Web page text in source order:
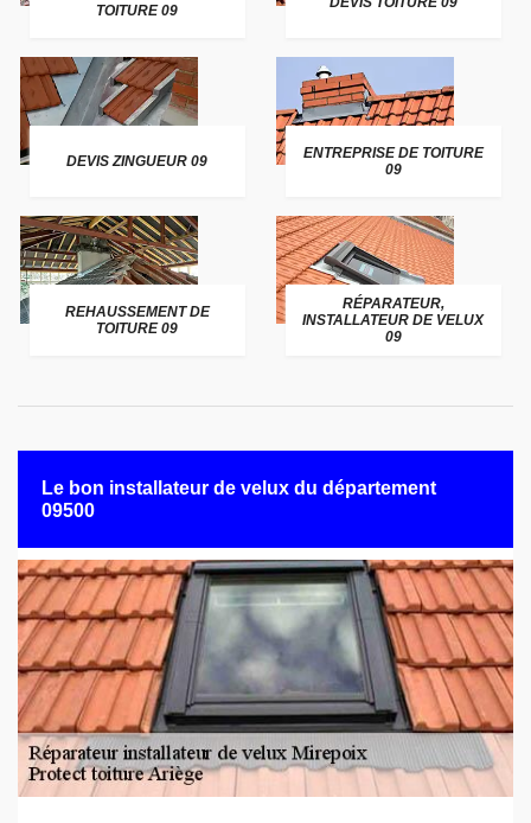
TOITURE 09
DEVIS ZINGUEUR 09
ENTREPRISE DE TOITURE
09
REHAUSSEMENT DE
TOITURE 09
RÉPARATEUR,
INSTALLATEUR DE VELUX
09
Le bon installateur de velux du département
09500